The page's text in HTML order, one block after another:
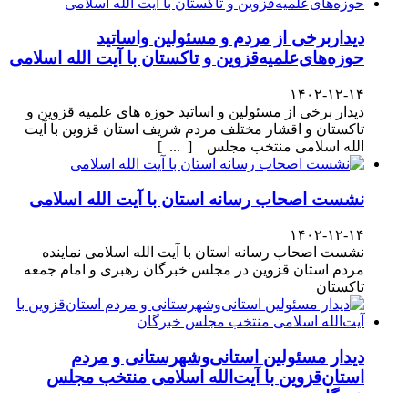
دیداربرخی از مردم و مسئولین واساتید
حوزه‌های‌علمیه‌قزوین و تاکستان با آیت الله اسلامی
۱۴۰۲-۱۲-۱۴
دیدار برخی از مسئولین و اساتید حوزه های علمیه قزوین و
تاکستان و اقشار مختلف مردم شریف استان قزوین با آیت
الله اسلامی منتخب مجلس [ ... ]
نشست اصحاب رسانه استان با آیت الله اسلامی
۱۴۰۲-۱۲-۱۴
نشست اصحاب رسانه استان با آیت الله اسلامی نماینده
مردم استان قزوین در مجلس خبرگان رهبری و امام جمعه
تاکستان
دیدار مسئولین استانی‌وشهرستانی و مردم‌
استان‌قزوین با آیت‌الله‌ اسلامی منتخب مجلس‌